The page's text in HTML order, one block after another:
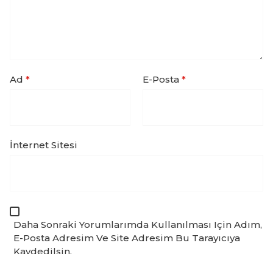
Ad * E-Posta *
İnternet Sitesi
Daha Sonraki Yorumlarımda Kullanılması Için Adım,
E-Posta Adresim Ve Site Adresim Bu Tarayıcıya
Kaydedilsin.